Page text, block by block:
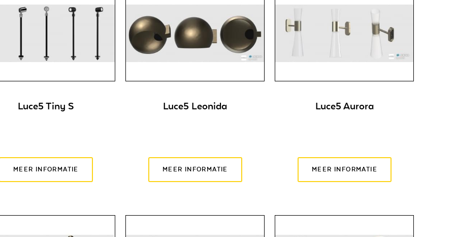
Luce5 Tiny S
MEER INFORMATIE
Luce5 Leonida
MEER INFORMATIE
Luce5 Aurora
MEER INFORMATIE